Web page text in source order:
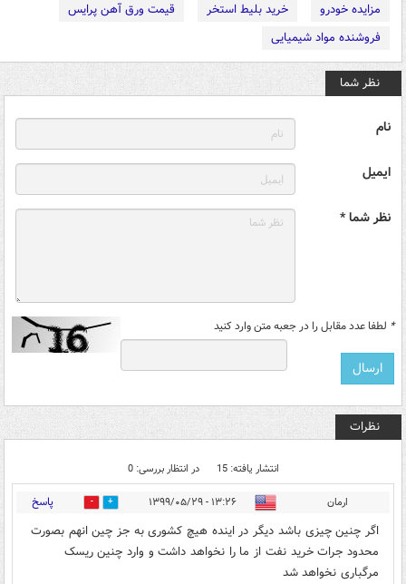
مزایده خودرو خرید بلیط استخر
قیمت ورق آهن پرایس
فروشنده مواد شیمیایی
نظر شما
نام
ایمیل
نظر شما *
* لطفا عدد مقابل را در جعبه متن وارد کنید
نظرات
انتشار یافته: 15 در انتظار بررسی: 0
ارمان ۱۳:۲۶ - ۱۳۹۹/۰۵/۲۹ 7 پاسخ
اگر چنین چیزی باشد دیگر در اینده هیچ کشوری به جز چین انهم بصورت
محدود جرات خرید نفت از ما را نخواهد داشت و وارد چنین ریسک
مرگباری نخواهد شد